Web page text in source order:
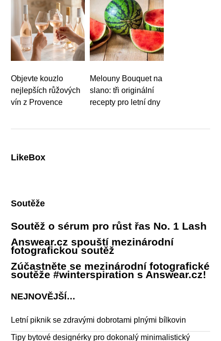
Objevte kouzlo
nejlepších růžových
vín z Provence
Melouny Bouquet na
slano: tři originální
recepty pro letní dny
LikeBox
Soutěže
Soutěž o sérum pro růst řas No. 1 Lash
Answear.cz spouští mezinárodní
fotografickou soutěž
Zúčastněte se mezinárodní fotografické
soutěže #winterspiration s Answear.cz!
NEJNOVĚJŠÍ…
Letní piknik se zdravými dobrotami plnými bílkovin
Tipy bytové designérky pro dokonalý minimalistický